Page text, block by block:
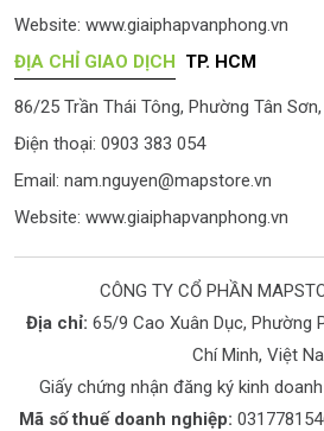
Website: www.giaiphapvanphong.vn
ĐỊA CHỈ GIAO DỊCH TP. HCM
86/25 Trần Thái Tông, Phường Tân
Điện thoại: 0903 383 054
Email: nam.nguyen@mapstore.vn
Website: www.giaiphapvanphong.vn
CÔNG TY CỔ PHẦN
Địa chỉ: 65/9 Cao Xuân Dục, Phường
Chí Minh, Việt
Giấy chứng nhận đăng ký kinh
Mã số thuế doanh nghiệp: